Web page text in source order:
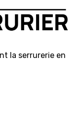
la serrurerie en